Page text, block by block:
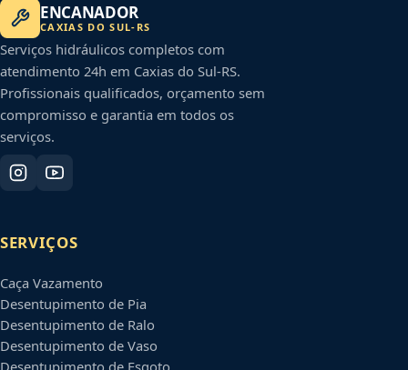
ENCANADOR
CAXIAS DO SUL- RS
Serviços hidráulicos completos com
atendimento 24h em Caxias do Sul-RS.
Profissionais qualificados, orçamento sem
compromisso e garantia em todos os
serviços.
SERVIÇOS
Caça Vazamento
Desentupimento de Pia
Desentupimento de Ralo
Desentupimento de Vaso
Desentupimento de Esgoto